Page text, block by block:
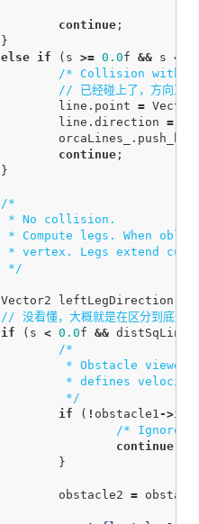
continue ;
}
else if ( s >= 0.0f && s <
/* Collision with
// 已经碰上了，方向直接
line . point =
line . direction =
orcaLines_
.
continue ;
}
/*
			 */
Vector2 leftLegDirection
// 没看懂，大概就是在区分到底是
if
( s < 0.0f && distSqLine
/*
				 */
if
( ! obstacle1 ->
/* Ignore
continue
}
obstacle2 =